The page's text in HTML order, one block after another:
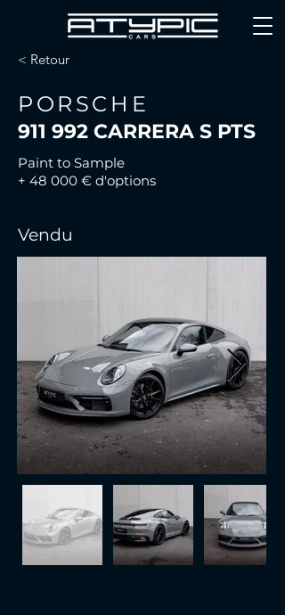
< Retour
PORSCHE
911 992 CARRERA S PTS
Paint to Sample
+ 48 000 € d'options
Vendu